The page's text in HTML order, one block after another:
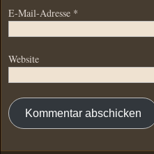
E-Mail-Adresse *
Website